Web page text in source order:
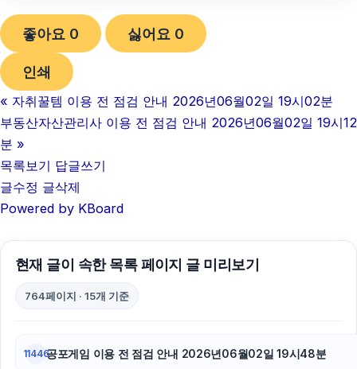
아고다할인코드
용인하수구막힘
하수구막힘
좋아요 0 싫어요 0
인쇄
« 자취꿀템 이용 전 점검 안내 2026년06월02일 19시02분
부동산자산관리사 이용 전 점검 안내 2026년06월02일 19시12
분 »
목록보기 답글쓰기
글수정 글삭제
Powered by KBoard
현재 글이 속한 목록 페이지 글 미리보기
764페이지 · 15개 기준
11446공포게임 이용 전 점검 안내 2026년06월02일 19시48분